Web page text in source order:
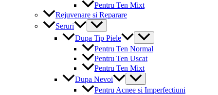
Pentru Ten Mixt
Rejuvenare si Reparare
Seruri
Menu
Toggle
Dupa Tip Piele
Menu
Toggle
Pentru Ten Normal
Pentru Ten Uscat
Pentru Ten Mixt
Dupa Nevoi
Menu
Toggle
Pentru Acnee si Imperfectiuni